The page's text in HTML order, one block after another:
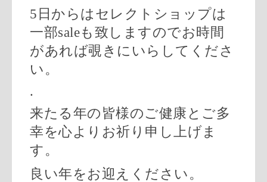
5 日からはセレクトショップは
一部saleも致しますのでお時間
があれば覗きにいらしてくださ
い。
.
来たる年の皆様のご健康とご多
幸を心よりお祈り申し上げま
す。
良い年をお迎えください。